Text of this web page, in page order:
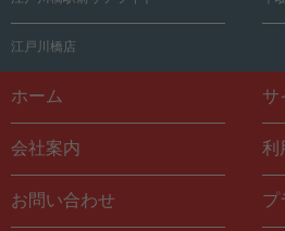
江戸川橋店
ホーム サ
会社案内 利
お問い合わせ プ